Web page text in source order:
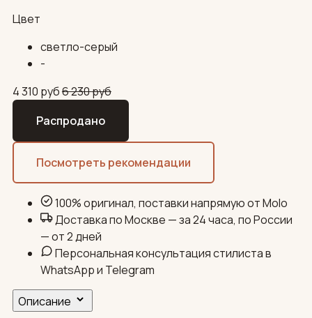
Цвет
светло-серый
-
4 310 руб6 230руб
Распродано
Посмотреть рекомендации
100% оригинал, поставки напрямую от Molo
Доставка по Москве — за 24 часа, по России
— от 2 дней
Персональная консультация стилиста в
WhatsApp и Telegram
Описание